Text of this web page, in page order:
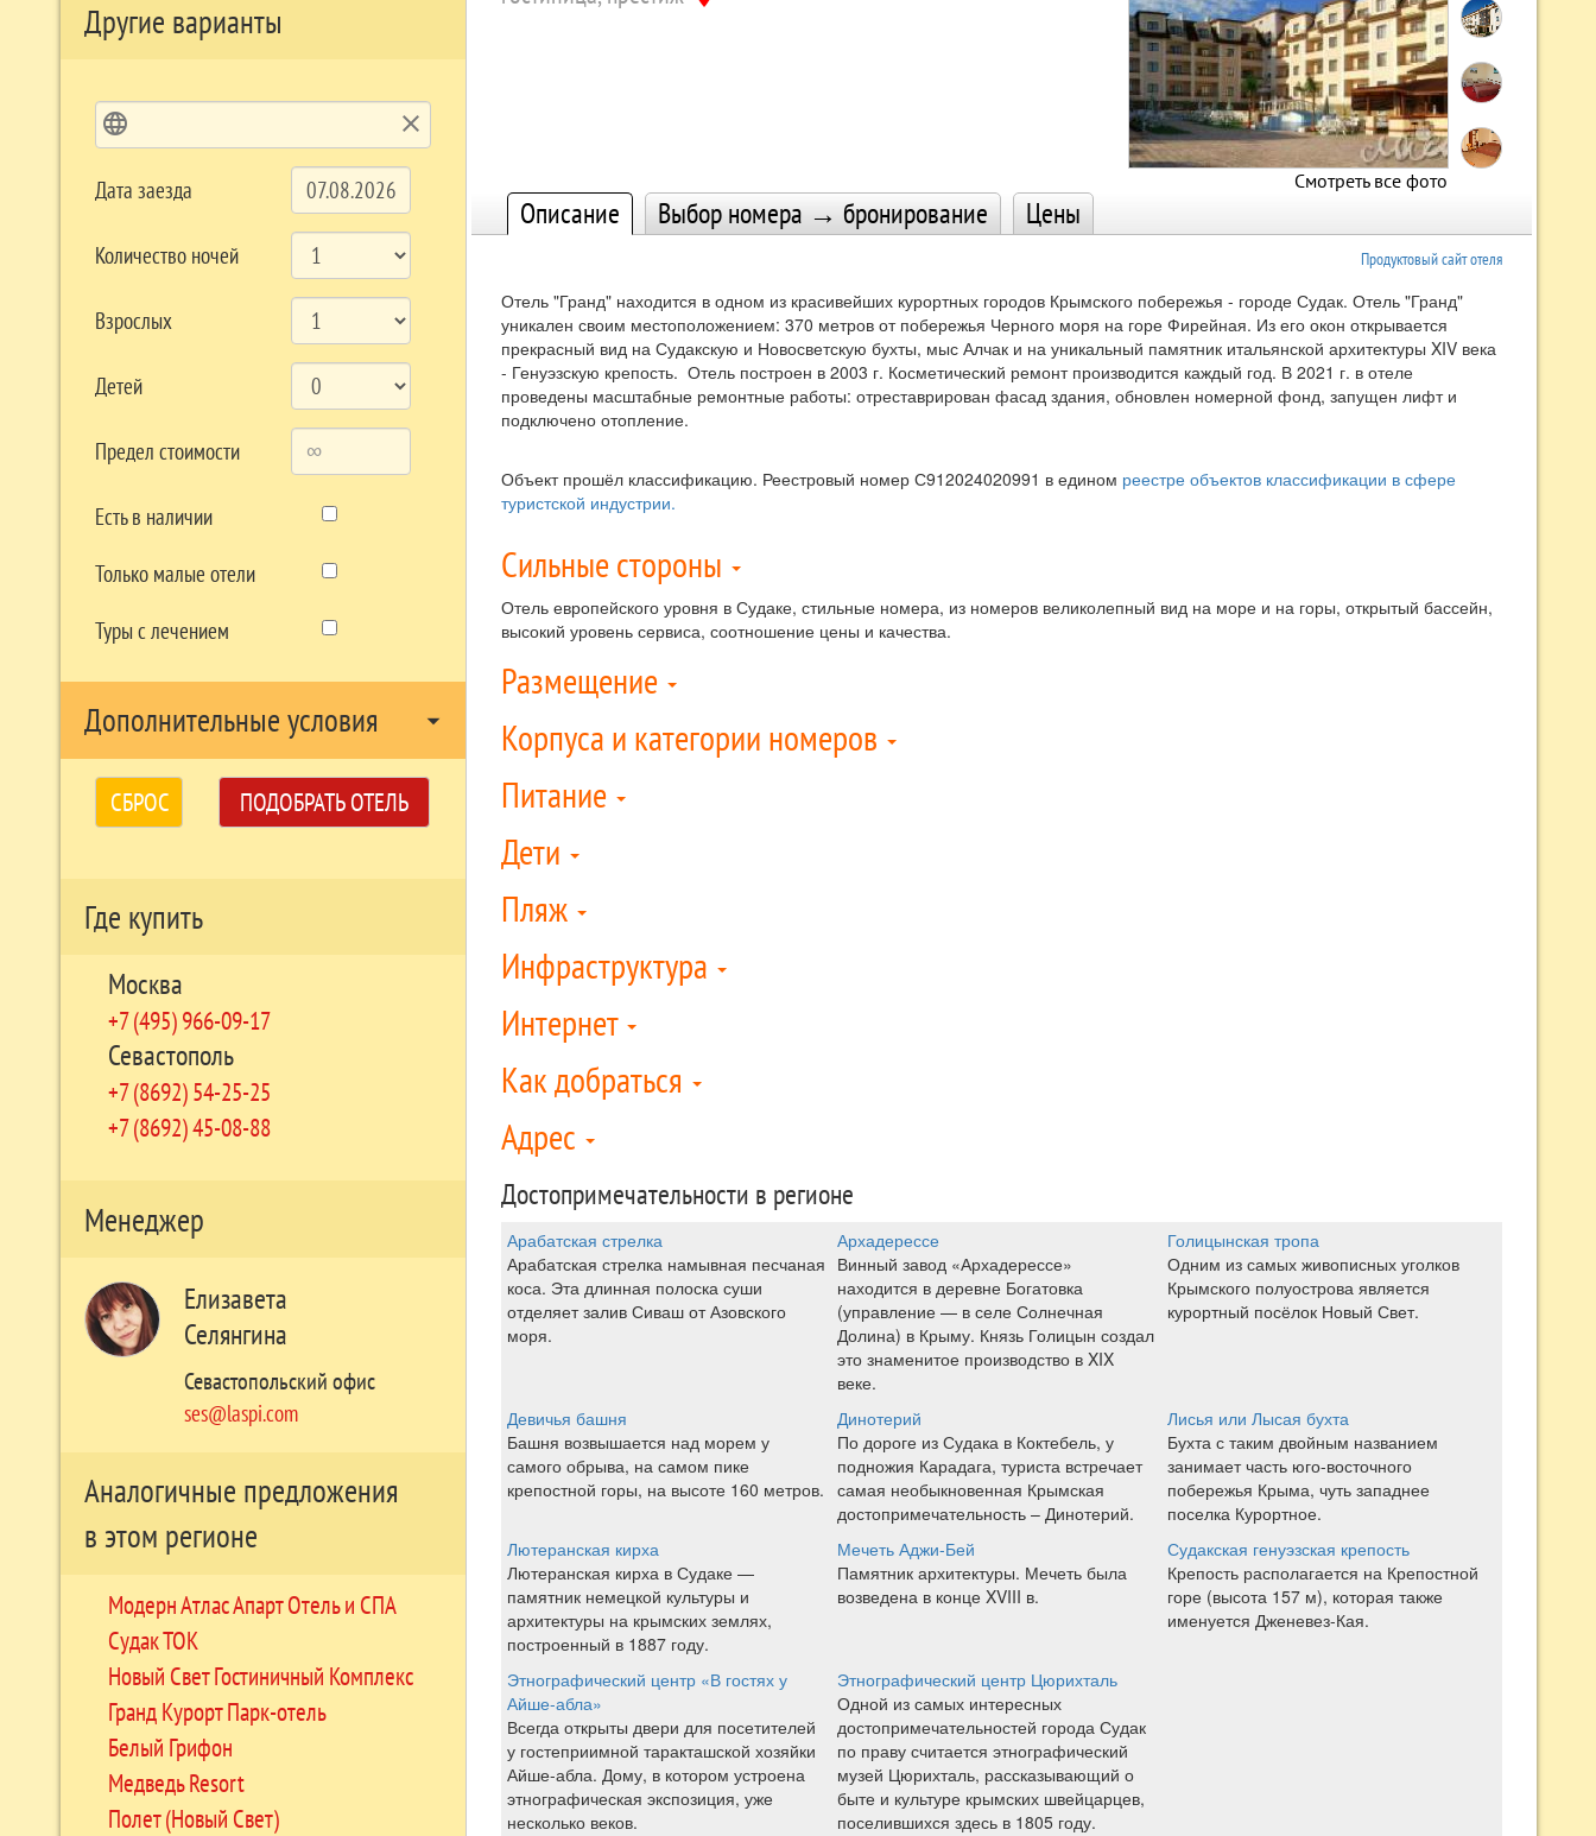
Другие варианты
language clear
Дата заезда
Количество ночей
Взрослых
Детей
Предел стоимости
Есть в наличии
Только малые отели
Туры с лечением
Дополнительные условия arrow_drop_down
СБРОС ПОДОБРАТЬ ОТЕЛЬ
Где купить
Москва
+7 (495) 966-09-17
Севастополь
+7 (8692) 54-25-25
+7 (8692) 45-08-88
Менеджер
Елизавета
Селянгина
Севастопольский офис
ses@laspi.com
Аналогичные предложения
в этом регионе
Модерн Атлас Апарт Отель и СПА
Судак ТОК
Новый Свет Гостиничный Комплекс
Гранд Курорт Парк-отель
Белый Грифон
Медведь Resort
Полет (Новый Свет)
Смотреть все фото
Описание Выбор номера → бронирование Цены
Продуктовый сайт отеля
Отель "Гранд" находится в одном из красивейших курортных городов Крымского побережья - городе Судак. Отель "Гранд"
уникален своим местоположением: 370 метров от побережья Черного моря на горе Фирейная. Из его окон открывается
прекрасный вид на Судакскую и Новосветскую бухты, мыс Алчак и на уникальный памятник итальянской архитектуры XIV века
- Генуэзскую крепость. Отель построен в 2003 г. Косметический ремонт производится каждый год. В 2021 г. в отеле
проведены масштабные ремонтные работы: отреставрирован фасад здания, обновлен номерной фонд, запущен лифт и
подключено отопление.
Объект прошёл классификацию. Реестровый номер С912024020991 в едином реестре объектов классификации в сфере
туристской индустрии.
Сильные стороны
Отель европейского уровня в Судаке, стильные номера, из номеров великолепный вид на море и на горы, открытый бассейн,
высокий уровень сервиса, соотношение цены и качества.
Размещение
Корпуса и категории номеров
Питание
Дети
Пляж
Инфраструктура
Интернет
Как добраться
Адрес
Достопримечательности в регионе
Арабатская стрелка
Арабатская стрелка намывная песчаная
коса. Эта длинная полоска суши
отделяет залив Сиваш от Азовского
моря.
Архадерессе
Винный завод «Архадерессе»
находится в деревне Богатовка
(управление — в селе Солнечная
Долина) в Крыму. Князь Голицын создал
это знаменитое производство в XIX
веке.
Голицынская тропа
Одним из самых живописных уголков
Крымского полуострова является
курортный посёлок Новый Свет.
Девичья башня
Башня возвышается над морем у
самого обрыва, на самом пике
крепостной горы, на высоте 160 метров.
Динотерий
По дороге из Судака в Коктебель, у
подножия Карадага, туриста встречает
самая необыкновенная Крымская
достопримечательность – Динотерий.
Лисья или Лысая бухта
Бухта с таким двойным названием
занимает часть юго-восточного
побережья Крыма, чуть западнее
поселка Курортное.
Лютеранская кирха
Лютеранская кирха в Судаке —
памятник немецкой культуры и
архитектуры на крымских землях,
построенный в 1887 году.
Мечеть Аджи-Бей
Памятник архитектуры. Мечеть была
возведена в конце XVIII в.
Судакская генуэзская крепость
Крепость располагается на Крепостной
горе (высота 157 м), которая также
именуется Дженевез-Кая.
Этнографический центр «В гостях у
Айше-абла»
Всегда открыты двери для посетителей
у гостеприимной таракташской хозяйки
Айше-абла. Дому, в котором устроена
этнографическая экспозиция, уже
несколько веков.
Этнографический центр Цюрихталь
Одной из самых интересных
достопримечательностей города Судак
по праву считается этнографический
музей Цюрихталь, рассказывающий о
быте и культуре крымских швейцарцев,
поселившихся здесь в 1805 году.